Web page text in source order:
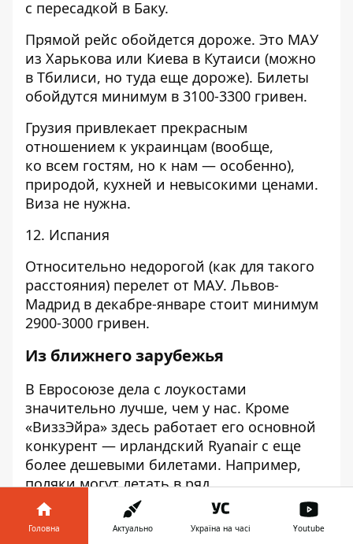
с пересадкой в Баку.
Прямой рейс обойдется дороже. Это МАУ
из Харькова или Киева в Кутаиси (можно
в Тбилиси, но туда еще дороже). Билеты
обойдутся минимум в 3100-3300 гривен.
Грузия привлекает прекрасным
отношением к украинцам (вообще,
ко всем гостям, но к нам — особенно),
природой, кухней и невысокими ценами.
Виза не нужна.
12. Испания
Относительно недорогой (как для такого
расстояния) перелет от МАУ. Львов-
Мадрид в декабре-январе стоит минимум
2900-3000 гривен.
Из ближнего зарубежья
В Евросоюзе дела с лоукостами
значительно лучше, чем у нас. Кроме
«ВиззЭйра» здесь работает его основной
конкурент — ирландский Ryanair с еще
более дешевыми билетами. Например,
поляки могут летать в ряд
западноевропейских государств
за 10 евро (а в данный момент — даже
по 4!) в одну сторону, а по стране (между
Головна Актуально Україна на часі Youtube